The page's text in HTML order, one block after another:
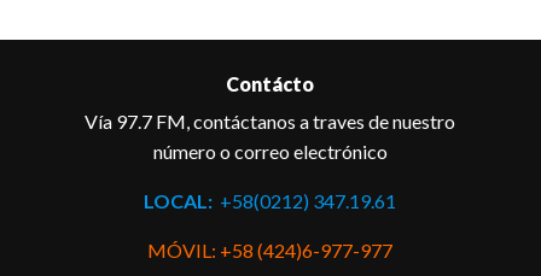
Contácto
Vía 97.7 FM, contáctanos a traves de nuestro
número o correo electrónico
LOCAL: +58(0212) 347.19.61
MÓVIL: +58 (424)6-977-977